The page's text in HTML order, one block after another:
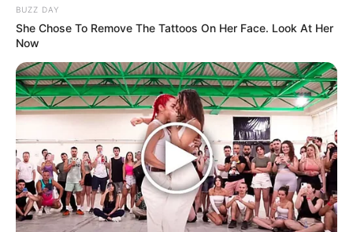
“Todo pasó en un abrir y cerrar de
ojos, el estruendoso rugido de los
motores tácticos y las sirenas
rompió la calma de la colonia de
BUZZ DAY
She Chose To Remove The Tattoos On Her Face. Look At Her
Now